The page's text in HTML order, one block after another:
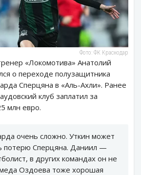
Фото: ФК Краснодар
«Локомотива» Анатолий
о переходе полузащитника
Сперцяна в «Аль-Ахли». Ранее
клуб заплатил за
млн евро.
очень сложно. Уткин может
потерю Сперцяна. Даниил —
в других командах он не
Оздоева тоже хорошая